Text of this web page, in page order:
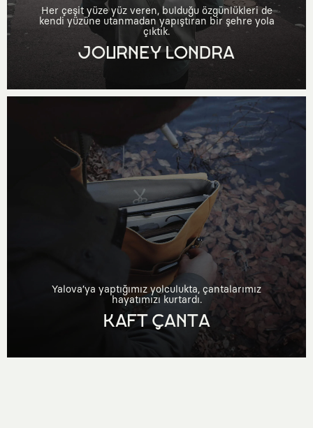
Her çeşit yüze yüz veren, bulduğu özgünlükleri de
kendi yüzüne utanmadan yapıştıran bir şehre yola
çıktık.
JOURNEY LONDRA
Yalova’ya yaptığımız yolculukta, çantalarımız
hayatımızı kurtardı.
KAFT ÇANTA